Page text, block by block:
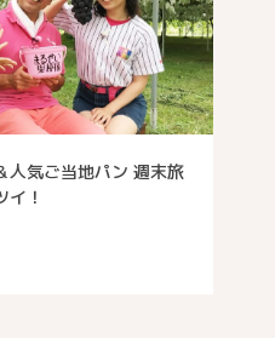
人気ご当地パン 週末旅
！